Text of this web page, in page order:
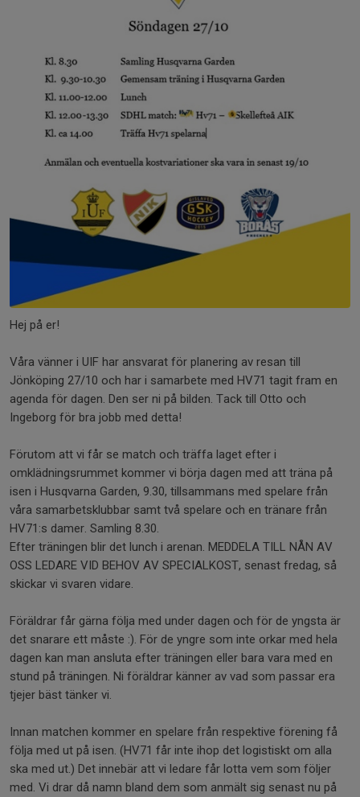
Hej på er!
Våra vänner i UIF har ansvarat för planering av resan till
Jönköping 27/10 och har i samarbete med HV71 tagit fram en
agenda för dagen. Den ser ni på bilden. Tack till Otto och
Ingeborg för bra jobb med detta!
Förutom att vi får se match och träffa laget efter i
omklädningsrummet kommer vi börja dagen med att träna på
isen i Husqvarna Garden, 9.30, tillsammans med spelare från
våra samarbetsklubbar samt två spelare och en tränare från
HV71:s damer. Samling 8.30.
Efter träningen blir det lunch i arenan. MEDDELA TILL NÅN AV
OSS LEDARE VID BEHOV AV SPECIALKOST, senast fredag, så
skickar vi svaren vidare.
Föräldrar får gärna följa med under dagen och för de yngsta är
det snarare ett måste :). För de yngre som inte orkar med hela
dagen kan man ansluta efter träningen eller bara vara med en
stund på träningen. Ni föräldrar känner av vad som passar era
tjejer bäst tänker vi.
Innan matchen kommer en spelare från respektive förening få
följa med ut på isen. (HV71 får inte ihop det logistiskt om alla
ska med ut.) Det innebär att vi ledare får lotta vem som följer
med. Vi drar då namn bland dem som anmält sig senast nu på